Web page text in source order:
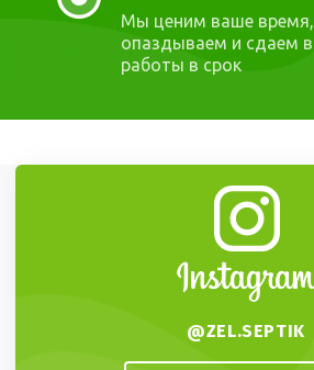
Мы ценим ваше
опаздываем и сдаем
работы в срок
@ZEL.SEPTIK